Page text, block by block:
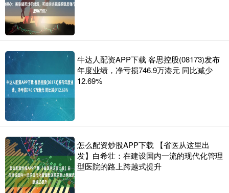
牛达人配资APP下载 客思控股(08173)发布
年度业绩，净亏损746.9万港元 同比减少
12.69%
怎么配资炒股APP下载 【省医从这里出
发】白希壮：在建设国内一流的现代化管理
型医院的路上跨越式提升